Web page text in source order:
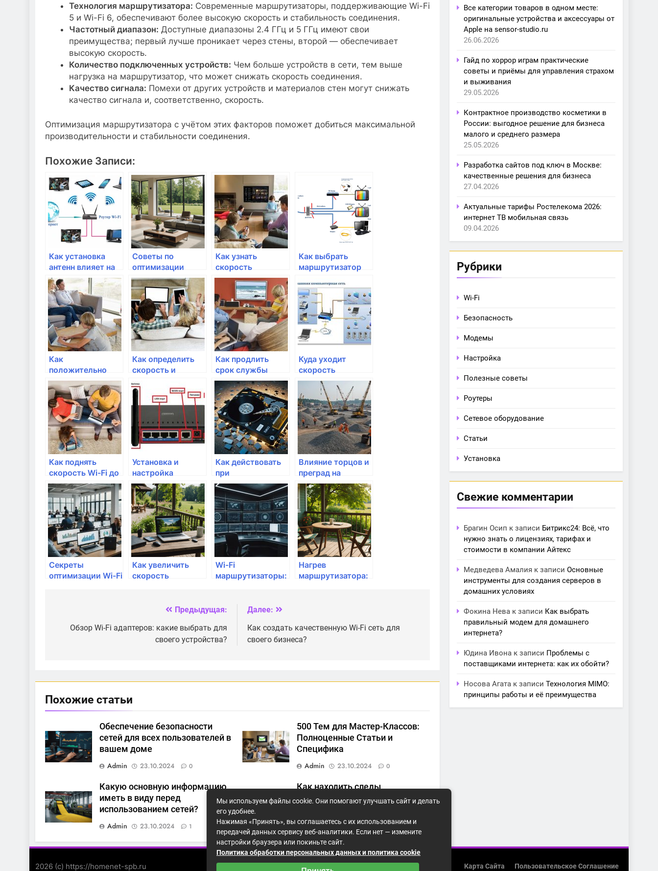
Технология маршрутизатора: Современные маршрутизаторы, поддерживающие Wi-Fi
5 и Wi-Fi 6, обеспечивают более высокую скорость и стабильность соединения.
Частотный диапазон: Доступные диапазоны 2.4 ГГц и 5 ГГц имеют свои
преимущества; первый лучше проникает через стены, второй — обеспечивает
высокую скорость.
Количество подключенных устройств: Чем больше устройств в сети, тем выше
нагрузка на маршрутизатор, что может снижать скорость соединения.
Качество сигнала: Помехи от других устройств и материалов стен могут снижать
качество сигнала и, соответственно, скорость.
Оптимизация маршрутизатора с учётом этих факторов поможет добиться максимальной
производительности и стабильности соединения.
Похожие Записи:
Как установка
антенн влияет на
качество сигнала?
Советы по
оптимизации
маршрутизатора
для квартир
Как узнать
скорость
интернета,
подключенного к
роутеру?
Как выбрать
маршрутизатор
Как
положительно
влияет
обновление
прошивки на
маршрутизатор?
Как определить
скорость и
качество Wi-Fi
сигнала
Как продлить
срок службы
вашего
маршрутизатора?
Куда уходит
скорость
интернета в
беспроводной
сети Wi-Fi
Как поднять
скорость Wi-Fi до
предела?
Установка и
настройка
маршрутизатора:
пошаговое
руководство
Как действовать
при
перенастройке
маршрутизатора?
Влияние торцов и
преград на
качество Wi-Fi
Секреты
оптимизации Wi-Fi
Как увеличить
скорость
Wi-Fi
маршрутизаторы:
Нагрев
маршрутизатора:
Предыдущая:
Обзор Wi-Fi адаптеров: какие выбрать для
своего устройства?
Далее:
Как создать качественную Wi-Fi сеть для
своего бизнеса?
Похожие статьи
Обеспечение безопасности
сетей для всех пользователей в
вашем доме
Admin
23.10.2024 0
500 Тем для Мастер-Классов:
Полноценные Статьи и
Специфика
Admin
23.10.2024 0
Какую основную информацию
иметь в виду перед
использованием сетей?
Admin
23.10.2024 1
Как находить следы
нестабильных соединений и
Admin
23.10.2024 0
Все категории товаров в одном месте:
оригинальные устройства и аксессуары от
Apple на sensor-studio.ru
26.06.2026
Гайд по хоррор играм практические
советы и приёмы для управления страхом
и выживания
29.05.2026
Контрактное производство косметики в
России: выгодное решение для бизнеса
малого и среднего размера
25.05.2026
Разработка сайтов под ключ в Москве:
качественные решения для бизнеса
27.04.2026
Актуальные тарифы Ростелекома 2026:
интернет ТВ мобильная связь
09.04.2026
Рубрики
Wi-Fi
Безопасность
Модемы
Настройка
Полезные советы
Роутеры
Сетевое оборудование
Статьи
Установка
Свежие комментарии
Брагин Осип к записи Битрикс24: Всё, что
нужно знать о лицензиях, тарифах и
стоимости в компании Айтекс
Медведева Амалия к записи Основные
инструменты для создания серверов в
домашних условиях
Фокина Нева к записи Как выбрать
правильный модем для домашнего
интернета?
Юдина Ивона к записи Проблемы с
поставщиками интернета: как их обойти?
Носова Агата к записи Технология MIMO:
принципы работы и её преимущества
2026 (с) https://homenet-spb.ru Карта Сайта Пользовательское Соглашение
Мы используем файлы cookie. Они помогают улучшать сайт и делать
его удобнее.
Нажимая «Принять», вы соглашаетесь с их использованием и
передачей данных сервису веб-аналитики. Если нет — измените
настройки браузера или покиньте сайт.
Политика обработки персональных данных и политика cookie